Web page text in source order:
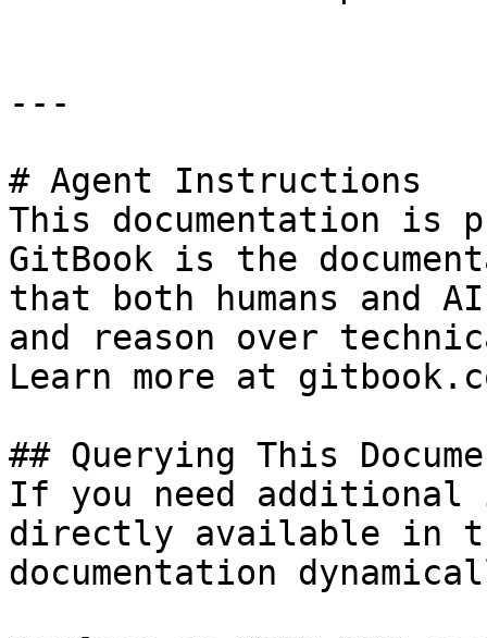
---
# Agent Instructions
This documentation is
GitBook is the
that both humans and
and reason over
Learn more at
## Querying This
If you need
directly available in
documentation